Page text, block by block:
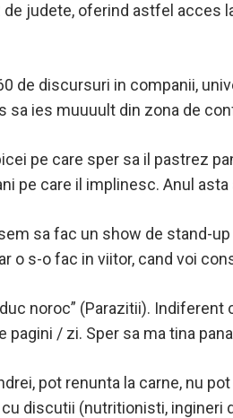
judete, oferind astfel acces
de discursuri in companii,
sa ies muuuult din zona de
pe care sper sa il pastrez
pe care il implinesc. Anul
sa fac un show de stand-
o s-o fac in viitor, cand voi
noroc” (Parazitii).
/ zi. Sper sa ma tina
pot renunta la carne, nu
discutii (nutritionisti,